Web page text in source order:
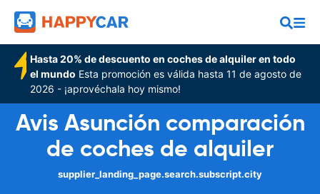
Hasta 20% de descuento en coches de alquiler en todo
el mundo Esta promoción es válida hasta 11 de agosto de
2026 - ¡aprovéchala hoy mismo!
Avis Asunción comparación
de coches de alquiler
supplier_landing_page.search.subscript.city